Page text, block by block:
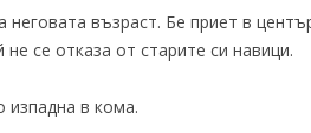
възраст. Бе приет в
се отказа от старите си навици.
изпадна в кома.